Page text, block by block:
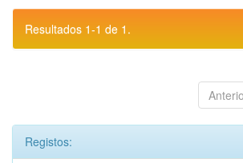
Resultados 1-1 de 1.
Registos: